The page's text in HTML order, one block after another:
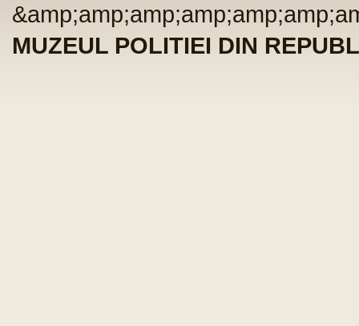
MUZEUL POLITIEI DIN